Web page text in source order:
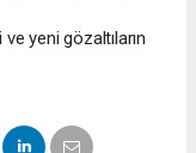
yeni gözaltıların